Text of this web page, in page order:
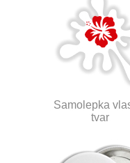
Samolepka
tvar